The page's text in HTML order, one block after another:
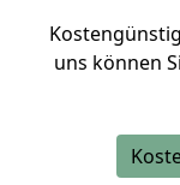
uns können